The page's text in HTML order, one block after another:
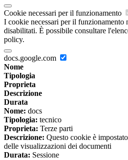
Cookie necessari per il funzionamento
I cookie necessari per il funzionamento
disabilitati. È possibile consultare
policy.
docs.google.com
Nome
Tipologia
Proprieta
Descrizione
Durata
Nome: docs
Tipologia: tecnico
Proprieta: Terze parti
Descrizione: Questo cookie è
delle visualizzazioni dei documenti
Durata: Sessione